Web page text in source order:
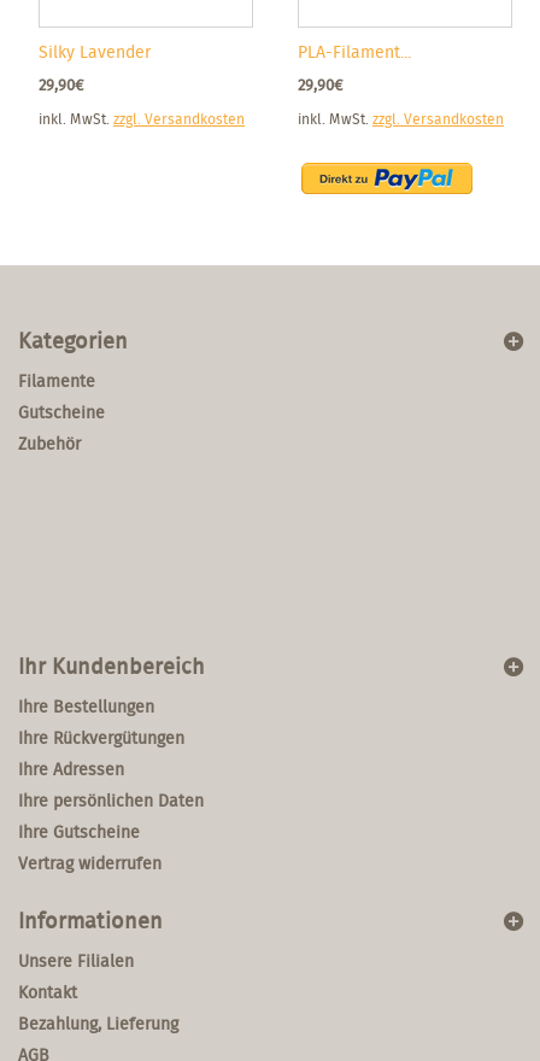
Silky Lavender
29,90€
inkl. MwSt. zzgl. Versandkosten
PLA-Filament...
29,90€
inkl. MwSt. zzgl. Versandkosten
Kategorien
Filamente
Gutscheine
Zubehör
Ihr Kundenbereich
Ihre Bestellungen
Ihre Rückvergütungen
Ihre Adressen
Ihre persönlichen Daten
Ihre Gutscheine
Vertrag widerrufen
Informationen
Unsere Filialen
Kontakt
Bezahlung, Lieferung
AGB